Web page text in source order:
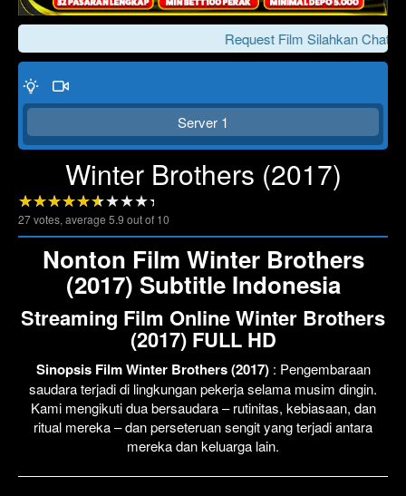
Request Film Silahkan Chat
Lewati >>>
Click To Play
Server 1
Winter Brothers (2017)
27votes, average 5.9 out of 10
Nonton Film Winter Brothers
(2017) Subtitle Indonesia
Streaming Film Online Winter Brothers
(2017) FULL HD
Sinopsis Film Winter Brothers (2017) : Pengembaraan
saudara terjadi di lingkungan pekerja selama musim dingin.
Kami mengikuti dua bersaudara – rutinitas, kebiasaan, dan
ritual mereka – dan perseteruan sengit yang terjadi antara
mereka dan keluarga lain.